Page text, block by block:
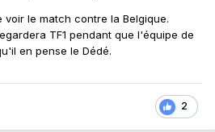
le match contre la Belgique.
TF1 pendant que l'équipe de
en pense le Dédé.
2